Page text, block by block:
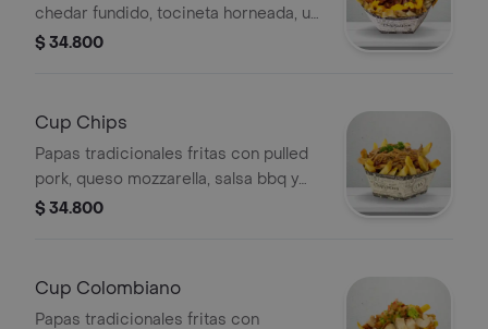
chedar fundido, tocineta horneada, un
toque de cebollín y salsas
$ 34.800
Cup Chips
Papas tradicionales fritas con pulled
pork, queso mozzarella, salsa bbq y
salsas tradicionales a elegir.
$ 34.800
Cup Colombiano
Papas tradicionales fritas con